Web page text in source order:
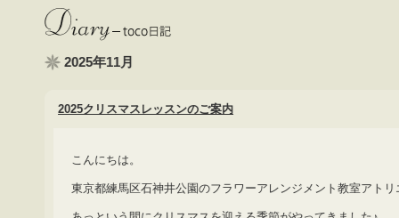
2025年11月
2025クリスマスレッスンのご案内
こんにちは。
東京都練馬区石神井公園のフラワーアレンジメント教室アト